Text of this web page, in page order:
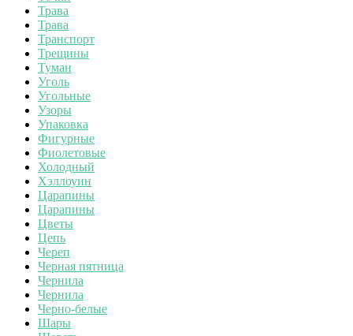
Трава
Трава
Транспорт
Трещины
Туман
Уголь
Угольные
Узоры
Упаковка
Фигурные
Фиолетовые
Холодный
Хэллоуин
Царапины
Царапины
Цветы
Цепь
Череп
Черная пятница
Чернила
Чернила
Черно-белые
Шары